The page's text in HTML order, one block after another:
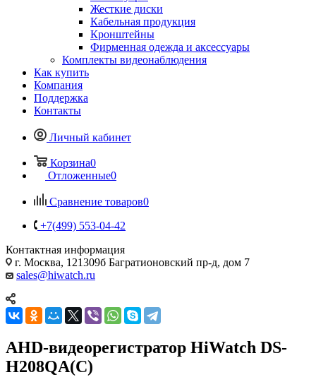
Жесткие диски
Кабельная продукция
Кронштейны
Фирменная одежда и аксессуары
Комплекты видеонаблюдения
Как купить
Компания
Поддержка
Контакты
Личный кабинет
Корзина0
Отложенные0
Сравнение товаров0
+7(499) 553-04-42
Контактная информация
г. Москва, 121309б Багратионовский пр-д, дом 7
sales@hiwatch.ru
AHD-видеорегистратор HiWatch DS-
H208QA(C)